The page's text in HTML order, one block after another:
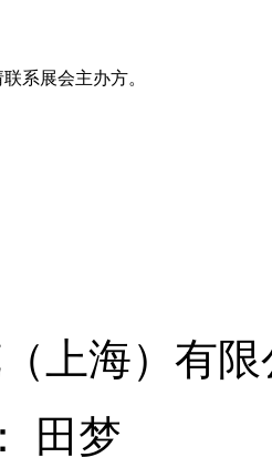
系展会主办方。
上海）有限
田梦